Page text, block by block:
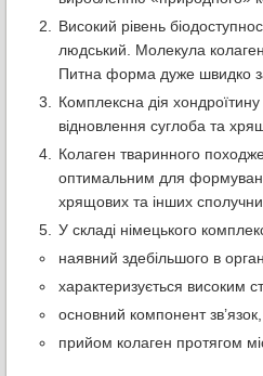
Високий рівень
людський. Молекула
Питна форма дуже швидко
Комплексна дія
відновлення суглоба та
Колаген тваринного
оптимальним для
хрящових та інших
У складі німецького
наявний здебільшого в
характеризується високим
основний компонент
прийом колаген протягом